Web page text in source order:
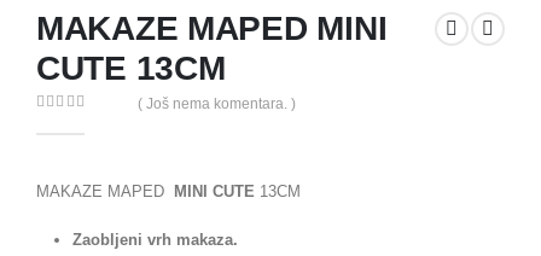
MAKAZE MAPED MINI
CUTE 13CM
( Još nema komentara. )
MAKAZE MAPED MINI CUTE 13CM
Zaobljeni vrh makaza.